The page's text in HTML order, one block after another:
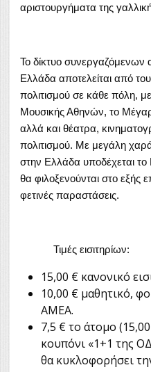
αριστουργήματα της
Το δίκτυο συνεργαζόμενων
Ελλάδα αποτελείται από
πολιτισμού σε κάθε πόλη,
Μουσικής Αθηνών, το
αλλά και θέατρα,
πολιτισμού. Με μεγάλη
στην Ελλάδα υποδέχεται
θα φιλοξενούνται στο εξής
φετινές παραστάσεις.
Τιμές εισιτηρίων:
15,00 € κανονικό
10,00 € μαθητικό,
ΑΜΕΑ.
7,5 € το άτομο
κουπόνι «1+1 της
θα κυκλοφορήσει